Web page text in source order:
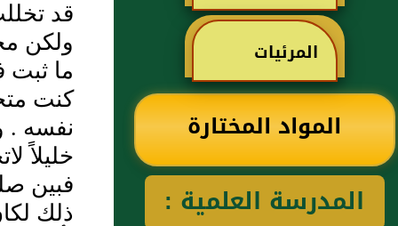
رحمه الله
العثيمين لكتاب
رياض الصالحين
للإمام النووي
المرئيات
المواد المختارة
المدرسة العلمية :
قد
ولكن
ما ثبت
كنت
نفسه .
خليلاً
فبين
ذلك